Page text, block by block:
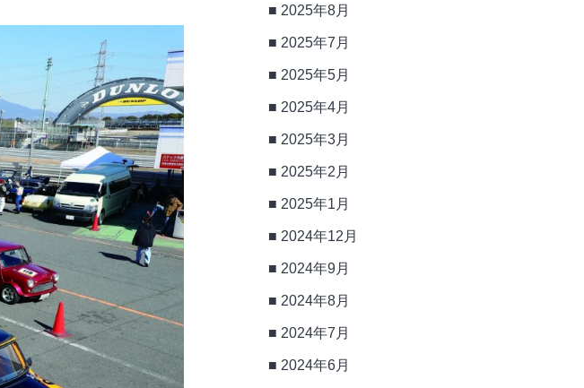
2025年8月
2025年7月
2025年5月
2025年4月
2025年3月
2025年2月
2025年1月
2024年12月
2024年9月
2024年8月
2024年7月
2024年6月